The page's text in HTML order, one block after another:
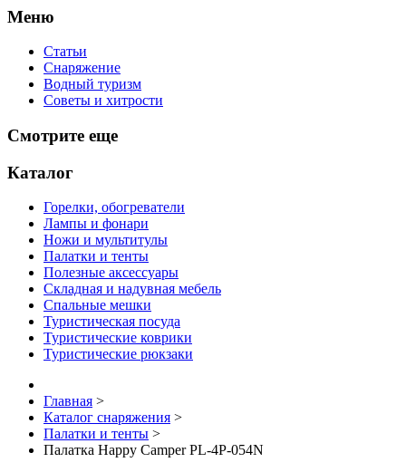
Меню
Статьи
Снаряжение
Водный туризм
Советы и хитрости
Смотрите еще
Каталог
Горелки, обогреватели
Лампы и фонари
Ножи и мультитулы
Палатки и тенты
Полезные аксессуары
Складная и надувная мебель
Спальные мешки
Туристическая посуда
Туристические коврики
Туристические рюкзаки
Главная >
Каталог снаряжения >
Палатки и тенты >
Палатка Happy Camper PL-4P-054N